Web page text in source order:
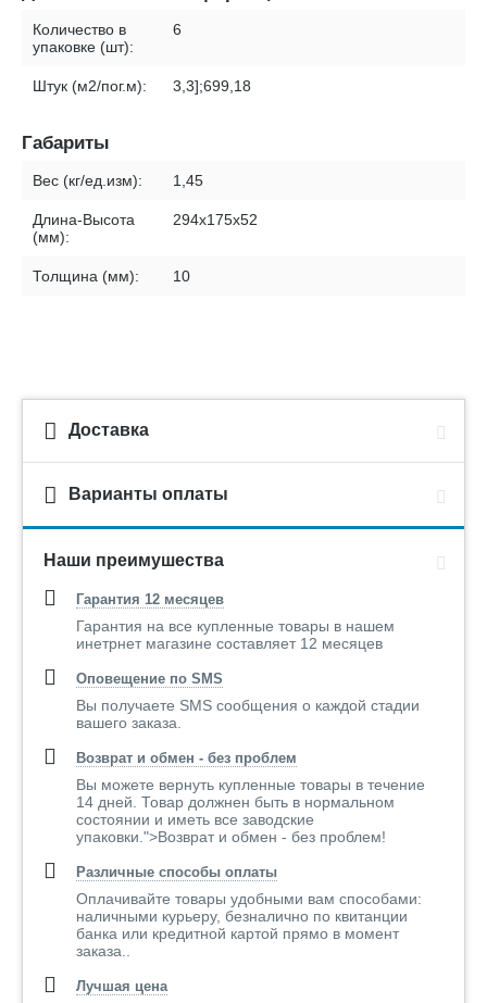
Количество в
упаковке (шт):
6
Штук (м2/пог.м): 3,3];699,18
Габариты
Вес (кг/ед.изм): 1,45
Длина-Высота
(мм):
294x175x52
Толщина (мм): 10
Доставка
Варианты оплаты
Наши преимушества
Гарантия 12 месяцев
Гарантия на все купленные товары в нашем
инетрнет магазине составляет 12 месяцев
Оповещение по SMS
Вы получаете SMS сообщения о каждой стадии
вашего заказа.
Возврат и обмен - без проблем
Вы можете вернуть купленные товары в течение
14 дней. Товар должнен быть в нормальном
состоянии и иметь все заводские
упаковки.">Возврат и обмен - без проблем!
Различные способы оплаты
Оплачивайте товары удобными вам способами:
наличными курьеру, безналично по квитанции
банка или кредитной картой прямо в момент
заказа..
Лучшая цена